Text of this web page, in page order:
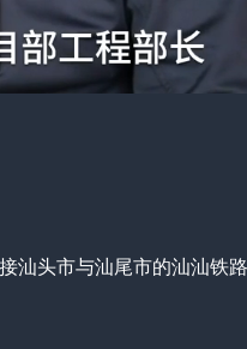
汕头市与汕尾市的汕汕铁